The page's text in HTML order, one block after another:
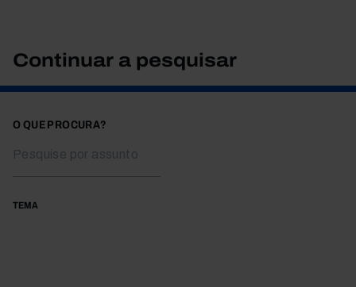
Continuar a pesquisar
O QUE PROCURA?
TEMA